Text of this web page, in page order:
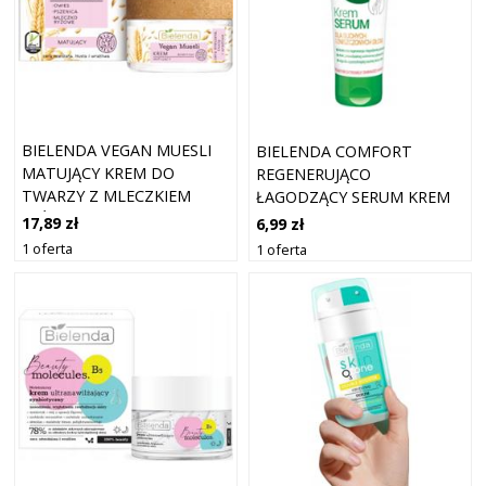
BIELENDA VEGAN MUESLI
MATUJĄCY KREM DO
TWARZY Z MLECZKIEM
RYŻOWYM 50ML
17,89 zł
1 oferta
BIELENDA COMFORT
REGENERUJĄCO
ŁAGODZĄCY SERUM KREM
DO RĄK Z GLICERYNĄ 75ML
6,99 zł
1 oferta